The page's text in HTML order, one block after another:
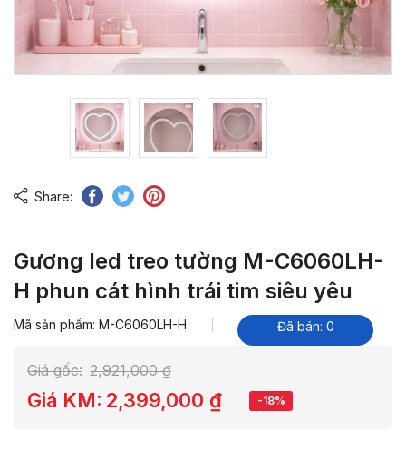
Share:
Gương led treo tường M-C6060LH-
H phun cát hình trái tim siêu yêu
Mã sản phẩm: M-C6060LH-H Đã bán: 0
Giá gốc: 2,921,000₫
Giá KM: 2,399,000 ₫ -18%